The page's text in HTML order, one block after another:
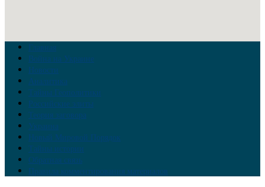
Главная
Война на Украине
Новости
Аналитика
Тайны Геополитики
Российские элиты
Теория заговора
Украина
Новый Мировой Порядок
Тайны истории
Обратная связь
Правила комментирования материалов